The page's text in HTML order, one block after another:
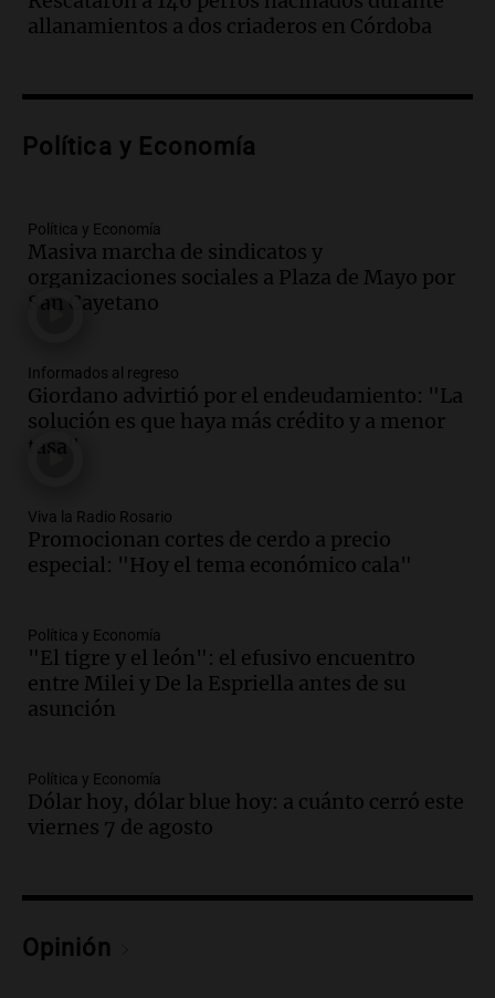
Deportes Rosario
Audio.Nuevo desarrollo urbano y casa
en Villa María
Panorama Federal
Audio.La gran exposición de la rural de
la Bulaya abrirá sus puertas mañana con
diversas actividades y sorpresas
Panorama Federal
edificios y proyecta una casa del
estudiante con 48 municipios
involucrados
Panorama Federal
Aldosivi (Zalazar en contra) - relato
Gato Greco
Deportes Rosario
Mañana inicia la gran exposición
en la Sociedad Rural de Bulaya con
actividades para toda la familia
Panorama Federal
Episodios
edificios y una casa del estudiante para
jóvenes de la región
Panorama Federal
en Mendoza
Panorama Federal
allanamientos a dos criaderos en Córdoba
Política y Economía
Política y Economía
Masiva marcha de sindicatos y
organizaciones sociales a Plaza de Mayo por
San Cayetano
Informados al regreso
Giordano advirtió por el endeudamiento: "La
solución es que haya más crédito y a menor
tasa"
Viva la Radio Rosario
Promocionan cortes de cerdo a precio
especial: "Hoy el tema económico cala"
Política y Economía
"El tigre y el león": el efusivo encuentro
entre Milei y De la Espriella antes de su
asunción
Política y Economía
Dólar hoy, dólar blue hoy: a cuánto cerró este
viernes 7 de agosto
Opinión